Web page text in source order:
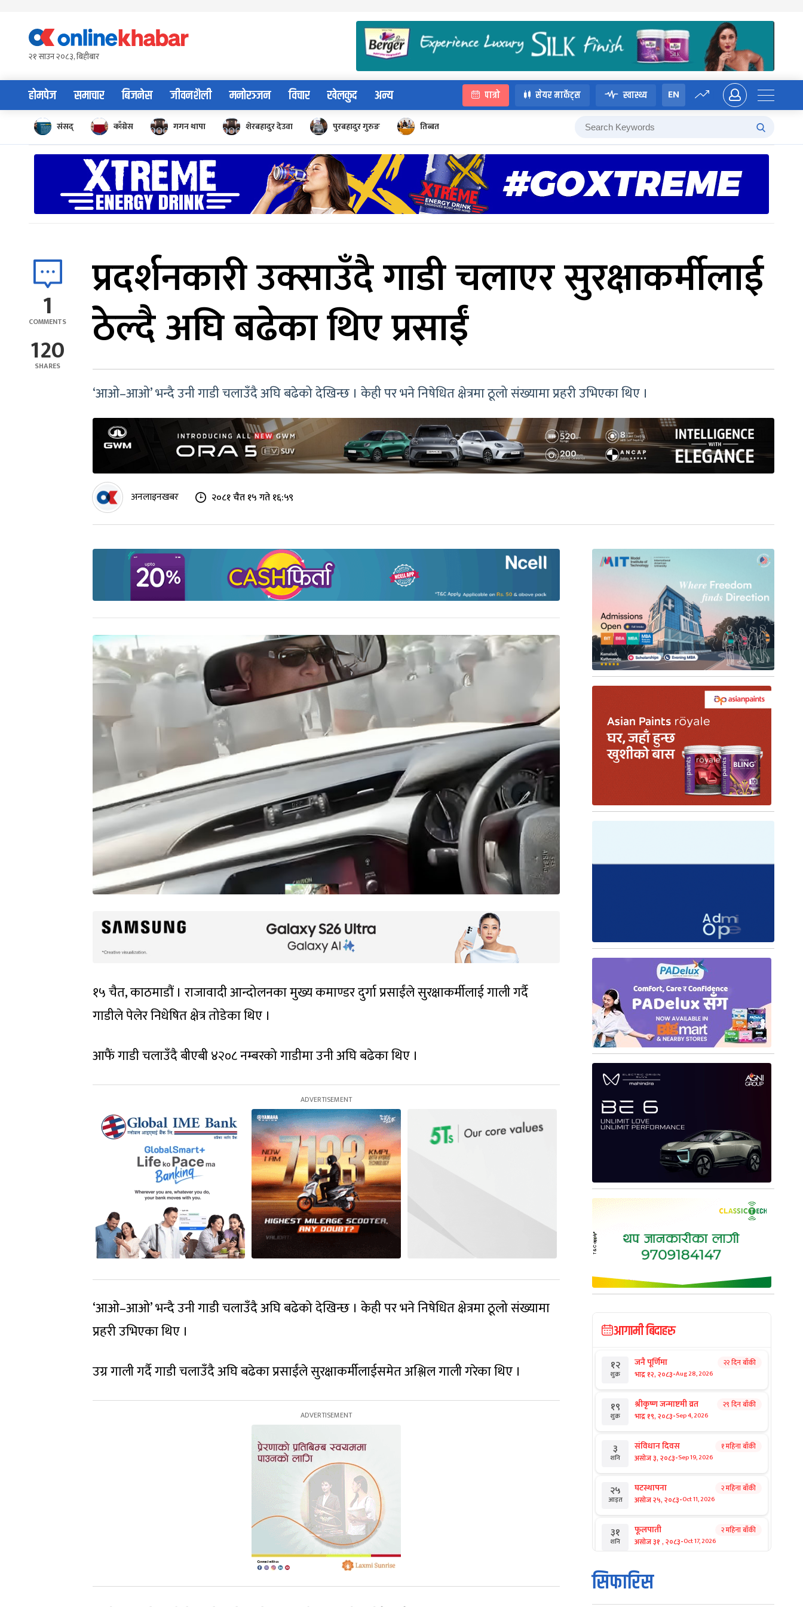
content२१ साउन २०८३, बिहीबार
होमपेज समाचार बिजनेस जीवनशैली मनोरञ्जन विचार खेलकुद अन्य पात्रो सेयर मार्केट्स स्वास्थ्य EN
संसद् काँग्रेस गगन थापा शेरबहादुर देउवा पुरबहादुर गुरुङ तिब्बत
1
COMMENTS
120
SHARES
प्रदर्शनकारी उक्साउँदै गाडी चलाएर सुरक्षाकर्मीलाई
ठेल्दै अघि बढेका थिए प्रसाईं
‘आओ–आओ’ भन्दै उनी गाडी चलाउँदै अघि बढेको देखिन्छ । केही पर भने निषेधित क्षेत्रमा ठूलो संख्यामा प्रहरी उभिएका थिए ।
अनलाइनखबर २०८१ चैत १५ गते १६:५९
१५ चैत, काठमाडौं । राजावादी आन्दोलनका मुख्य कमाण्डर दुर्गा प्रसाईंले सुरक्षाकर्मीलाई गाली गर्दै
गाडीले पेलेर निधेषित क्षेत्र तोडेका थिए ।
आफैं गाडी चलाउँदै बीएबी ४२०८ नम्बरको गाडीमा उनी अघि बढेका थिए ।
‘आओ–आओ’ भन्दै उनी गाडी चलाउँदै अघि बढेको देखिन्छ । केही पर भने निषेधित क्षेत्रमा ठूलो संख्यामा
प्रहरी उभिएका थिए ।
उग्र गाली गर्दै गाडी चलाउँदै अघि बढेका प्रसाईंले सुरक्षाकर्मीलाईसमेत अश्लिल गाली गरेका थिए ।
आगामी बिदाहरु
१२
शुक्र
जनै पूर्णिमा
भाद्र १२, २०८३-Aug 28, 2026
२२ दिन बाँकी
१९
शुक्र
श्रीकृष्ण जन्माष्टमी व्रत
भाद्र १९, २०८३-Sep 4, 2026
२९ दिन बाँकी
३
शनि
संविधान दिवस
असोज ३, २०८३-Sep 19, 2026
१ महिना बाँकी
२५
आइत
घटस्थापना
असोज २५, २०८३-Oct 11, 2026
२ महिना बाँकी
३१
शनि
फूलपाती
असोज ३१ , २०८३-Oct 17, 2026
२ महिना बाँकी
१
आइत
कार्तिक सङ्क्रान्ति
कार्तिक १, २०८३
सिफारिस